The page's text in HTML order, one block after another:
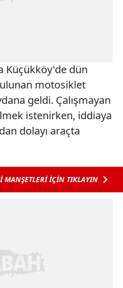
Küçükköy'de dün
motosiklet
geldi. Çalışmayan
istenirken, iddiaya
dolayı araçta
MANŞETLERİ İÇİN TIKLAYIN